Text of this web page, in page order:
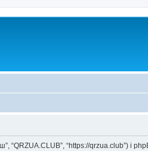
“QRZUA.CLUB”, “https://qrzua.club”) і